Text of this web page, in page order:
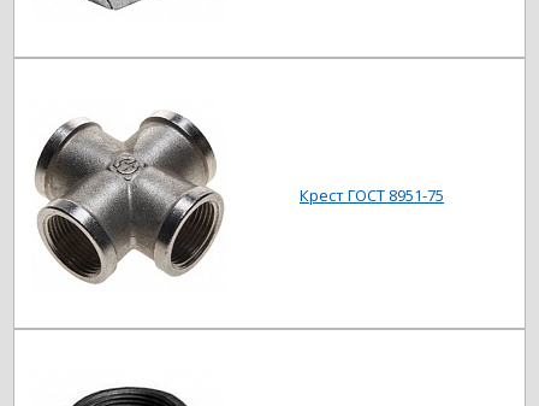
Крест ГОСТ 8951-75